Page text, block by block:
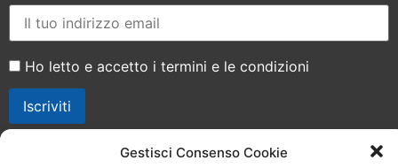
Gestisci Consenso Cookie
Ho letto e accetto i termini e le condizioni